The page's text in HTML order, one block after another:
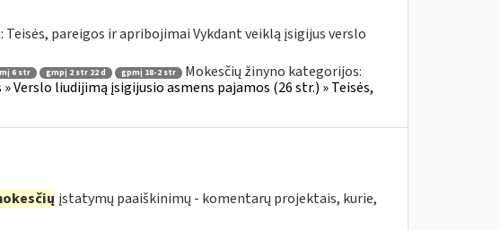
pareigos ir apribojimai Vykdant veiklą įsigijus verslo
6 str gmpį 2 str 22 d gpmį 18-2 str
Mokesčių žinyno kategorijos:
Verslo liudijimą įsigijusio asmens pajamos (26 str.) » Teisės,
įstatymų paaiškinimų - komentarų projektais, kurie,